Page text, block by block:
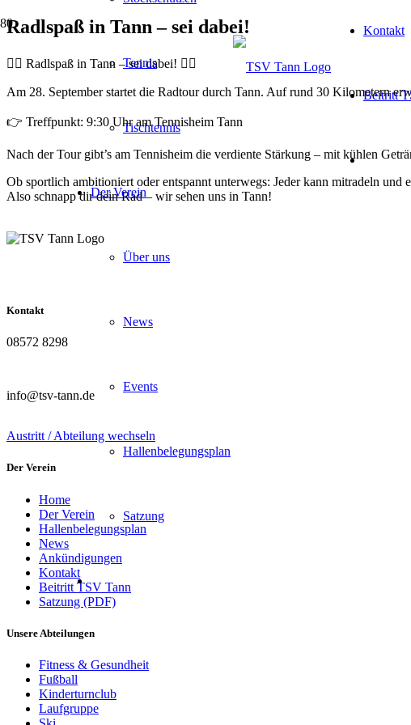
Tennis
Tischtennis
Der Verein
Über uns
News
Events
Hallenbelegungsplan
Satzung
Kontakt
Beitritt
Radlspaß in Tann – sei dabei!
🚴‍♀️ Radlspaß in Tann – sei dabei! 🚴‍♂️
Am 28. September startet die Radtour durch Tann. Auf rund 30 Kilometern
👉 Treffpunkt: 9:30 Uhr am Tennisheim Tann
Nach der Tour gibt’s am Tennisheim die verdiente Stärkung – mit kühlen
Ob sportlich ambitioniert oder entspannt unterwegs: Jeder kann mitradeln und
Also schnapp dir dein Rad – wir sehen uns in Tann!
Kontakt
08572 8298
info@tsv-tann.de
Austritt / Abteilung wechseln
Der Verein
Home
Der Verein
Hallenbelegungsplan
News
Ankündigungen
Kontakt
Beitritt TSV Tann
Satzung (PDF)
Unsere Abteilungen
Fitness & Gesundheit
Fußball
Kinderturnclub
Laufgruppe